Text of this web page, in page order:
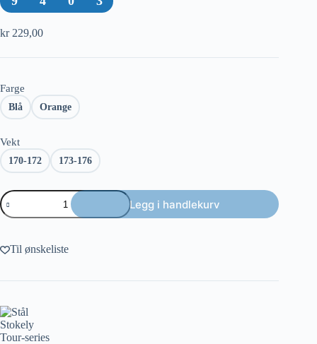
kr229,00
Farge
Blå Orange
Vekt
170-172 173-176
Stål
Stokely
Tour-
antall
Legg i handlekurv
Til ønskeliste